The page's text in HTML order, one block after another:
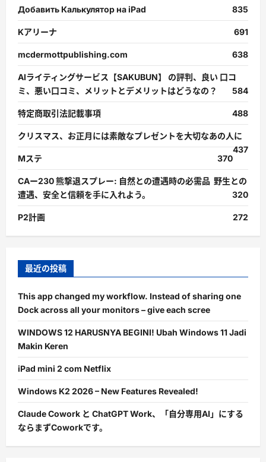
Добавить Калькулятор на iPad 835
Kアリーナ 691
mcdermottpublishing.com 638
AIライティングサービス【SAKUBUN】 の評判、良い 口コ
ミ、悪い口コミ、メリットとデメリットはどうなの？
584
特定商取引法記載事項 488
クリスマス、お正月には素敵なプレゼントを大切なあの人に
437
Mステ
370
CAー230 熊撃退スプレー: 自然との遭遇時の必需品 野生との
遭遇、安全と信頼を手に入れよう。
320
P2計画 272
最近の投稿
This app changed my workflow. Instead of sharing one
Dock across all your monitors – give each scree
WINDOWS 12 HARUSNYA BEGINI! Ubah Windows 11 Jadi
Makin Keren
iPad mini 2 com Netflix
Windows K2 2026 – New Features Revealed!
Claude Cowork と ChatGPT Work、「自分専用AI」にする
ならまずCoworkです。